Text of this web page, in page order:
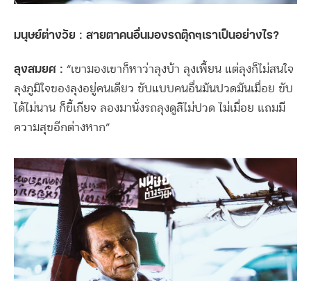
มนุษย์ต่างวัย : สายตาคนอื่นมองรถตุ๊กๆเราเป็นอย่างไร?
ลุงสมยศ : “เขามองเขาก็หาว่าลุงบ้า ลุงเพี้ยน แต่ลุงก็ไม่สนใจ
ลุงภูมิใจของลุงอยู่คนเดียว ขับแบบคนอื่นมันปวดมันเมื่อย ขับ
ได้ไม่นาน ก็ขี้เกียจ ลองมานั่งรถลุงดูสิไม่ปวด ไม่เมื่อย แถมมี
ความสุขอีกต่างหาก”